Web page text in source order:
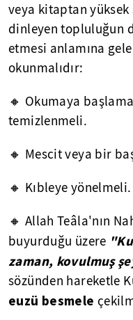
veya kitaptan yüksek
dinleyen topluluğun
etmesi anlamına
okunmalıdır:
🔸 Okumaya
temizlenmeli.
🔸 Mescit veya bir
🔸 Kıbleye yönelmeli.
🔸 Allah Teâla'nın
buyurduğu üzere
zaman, kovulmuş
sözünden hareketle
euzü besmele